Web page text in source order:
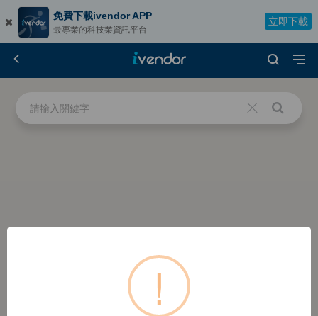
免費下載ivendor APP
最專業的科技業資訊平台
立即下載
!